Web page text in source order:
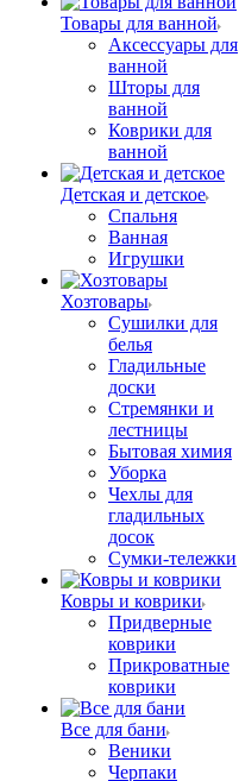
Товары для ванной
Аксессуары для
ванной
Шторы для
ванной
Коврики для
ванной
Детская и детское
Спальня
Ванная
Игрушки
Хозтовары
Сушилки для
белья
Гладильные
доски
Стремянки и
лестницы
Бытовая химия
Уборка
Чехлы для
гладильных
досок
Сумки-тележки
Ковры и коврики
Придверные
коврики
Прикроватные
коврики
Все для бани
Веники
Черпаки